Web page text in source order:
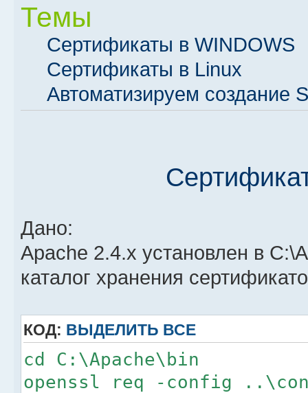
Темы
Сертификаты в WINDOWS
Сертификаты в Linux
Автоматизируем создание
Дано:
Apache 2.4.x установлен в
каталог хранения
КОД: ВЫДЕЛИТЬ ВСЕ
cd C:\Apache\bin
openssl req -config